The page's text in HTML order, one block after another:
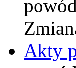
Akty